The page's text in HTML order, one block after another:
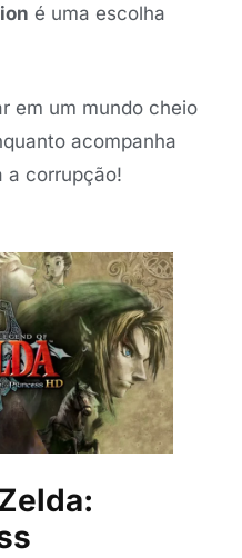
é uma escolha
em um mundo cheio
acompanha
a corrupção!